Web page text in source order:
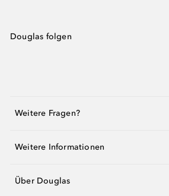
Douglas folgen
Weitere Fragen?
Weitere Informationen
Über Douglas